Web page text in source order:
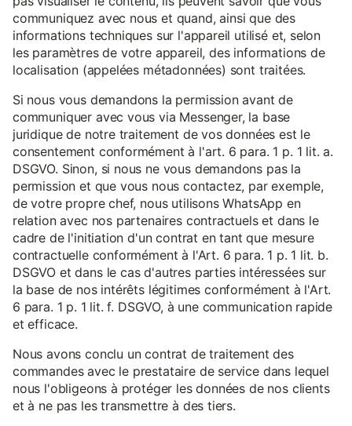
communiquez avec nous et quand, ainsi que des
informations techniques sur l'appareil utilisé et, selon
les paramètres de votre appareil, des informations de
localisation (appelées métadonnées) sont traitées.
Si nous vous demandons la permission avant de
communiquer avec vous via Messenger, la base
juridique de notre traitement de vos données est le
consentement conformément à l'art. 6 para. 1 p. 1 lit. a.
DSGVO. Sinon, si nous ne vous demandons pas la
permission et que vous nous contactez, par exemple,
de votre propre chef, nous utilisons WhatsApp en
relation avec nos partenaires contractuels et dans le
cadre de l'initiation d'un contrat en tant que mesure
contractuelle conformément à l'Art. 6 para. 1 p. 1 lit. b.
DSGVO et dans le cas d'autres parties intéressées sur
la base de nos intérêts légitimes conformément à l'Art.
6 para. 1 p. 1 lit. f. DSGVO, à une communication rapide
et efficace.
Nous avons conclu un contrat de traitement des
commandes avec le prestataire de service dans lequel
nous l'obligeons à protéger les données de nos clients
et à ne pas les transmettre à des tiers.